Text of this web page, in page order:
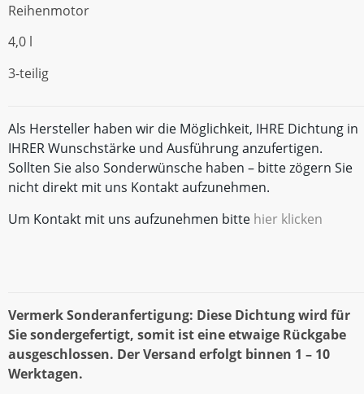
Reihenmotor
4,0 l
3-teilig
Als Hersteller haben wir die Möglichkeit, IHRE Dichtung in
IHRER Wunschstärke und Ausführung anzufertigen.
Sollten Sie also Sonderwünsche haben – bitte zögern Sie
nicht direkt mit uns Kontakt aufzunehmen.
Um Kontakt mit uns aufzunehmen bitte hier klicken
Vermerk Sonderanfertigung: Diese Dichtung wird für
Sie sondergefertigt, somit ist eine etwaige Rückgabe
ausgeschlossen. Der Versand erfolgt binnen 1 – 10
Werktagen.